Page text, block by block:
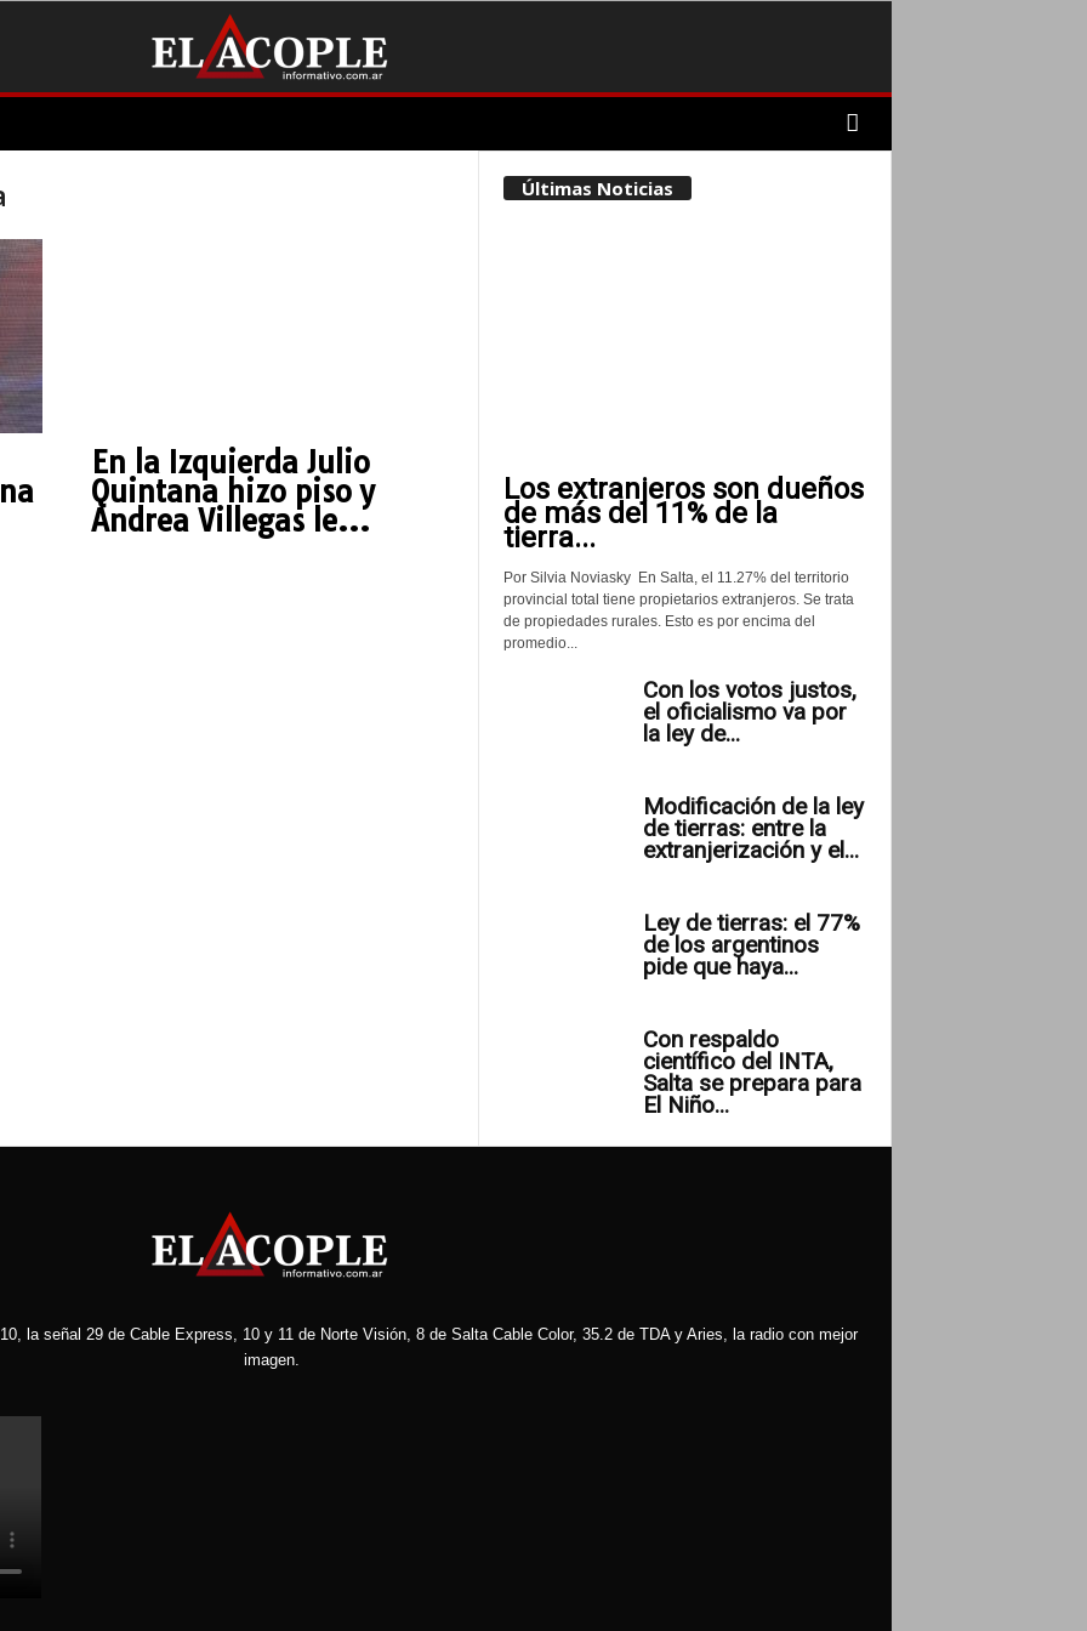
En la Izquierda Julio
Quintana hizo piso y
Andrea Villegas le...
Últimas Noticias
Los extranjeros son dueños
de más del 11% de la
tierra...
Por Silvia Noviasky En Salta, el 11.27% del territorio
provincial total tiene propietarios extranjeros. Se trata
de propiedades rurales. Esto es por encima del
promedio...
Con los votos justos,
el oficialismo va por
la ley de...
Modificación de la ley
de tierras: entre la
extranjerización y el...
Ley de tierras: el 77%
de los argentinos
pide que haya...
Con respaldo
científico del INTA,
Salta se prepara para
El Niño...
la señal 29 de Cable Express, 10 y 11 de Norte Visión, 8 de Salta Cable Color, 35.2 de TDA y Aries, la radio con mejor
imagen.